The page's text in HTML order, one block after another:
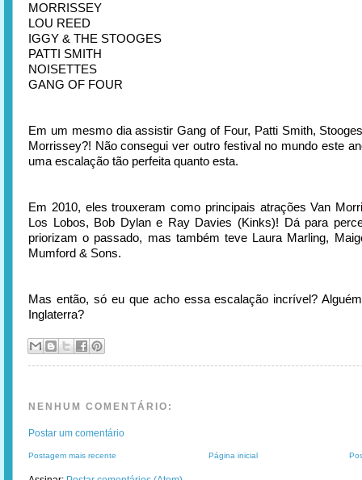
MORRISSEY
LOU REED
IGGY & THE STOOGES
PATTI SMITH
NOISETTES
GANG OF FOUR
Em um mesmo dia assistir Gang of Four, Patti Smith,
Morrissey?! Não consegui ver outro festival no mundo este
uma escalação tão perfeita quanto esta.
Em 2010, eles trouxeram como principais atrações Van
Los Lobos, Bob Dylan e Ray Davies (Kinks)! Dá para
priorizam o passado, mas também teve Laura Marling,
Mumford & Sons.
Mas então, só eu que acho essa escalação incrível?
Inglaterra?
NENHUM COMENTÁRIO:
Postar um comentário
Postagem mais recente Página inicial